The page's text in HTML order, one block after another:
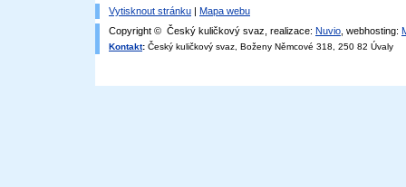
Vytisknout stránku | Mapa webu
Copyright © Český kuličkový svaz, realizace: Nuvio , webhosting:
Kontakt: Český kuličkový svaz, Boženy Němcové 318, 250 82 Úvaly